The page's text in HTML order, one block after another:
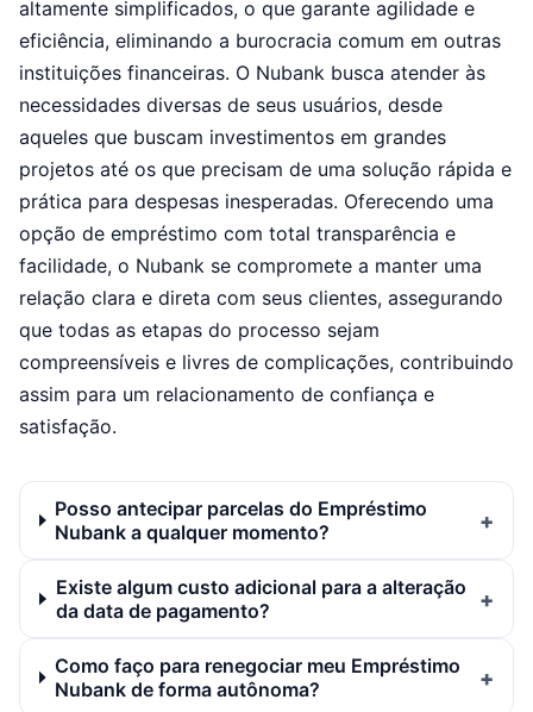
altamente simplificados, o que garante agilidade e
eficiência, eliminando a burocracia comum em outras
instituições financeiras. O Nubank busca atender às
necessidades diversas de seus usuários, desde
aqueles que buscam investimentos em grandes
projetos até os que precisam de uma solução rápida e
prática para despesas inesperadas. Oferecendo uma
opção de empréstimo com total transparência e
facilidade, o Nubank se compromete a manter uma
relação clara e direta com seus clientes, assegurando
que todas as etapas do processo sejam
compreensíveis e livres de complicações, contribuindo
assim para um relacionamento de confiança e
satisfação.
Posso antecipar parcelas do Empréstimo
Nubank a qualquer momento?
Existe algum custo adicional para a alteração
da data de pagamento?
Como faço para renegociar meu Empréstimo
Nubank de forma autônoma?